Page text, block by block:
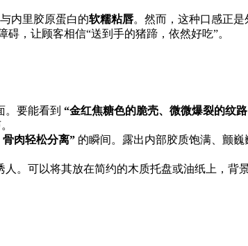
与内里胶原蛋白的软糯粘唇。然而，这种口感正
，让顾客相信“送到手的猪蹄，依然好吃”。
。要能看到 “金红焦糖色的脆壳、微微爆裂的纹
肉轻松分离” 的瞬间。露出内部胶质饱满、颤
。可以将其放在简约的木质托盘或油纸上，背